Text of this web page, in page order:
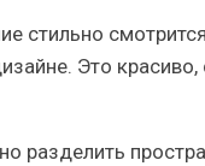
Это
разделить